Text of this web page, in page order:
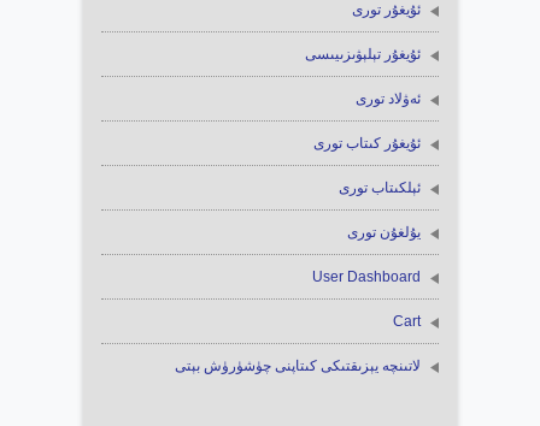
ئۇيغۇر تورى
ئۇيغۇر تېلېۋىزىيىسى
ئەۋلاد تورى
ئۇيغۇر كىتاب تورى
ئېلكىتاب تورى
يۇلغۇن تورى
User Dashboard
Cart
لاتىنچە يېزىقتىكى كىتاپنى چۈشۈرۈش بېتى